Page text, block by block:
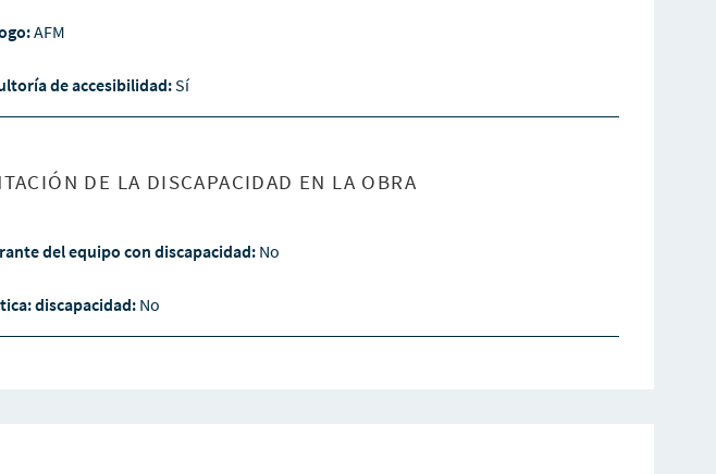
AFM
de accesibilidad:Sí
DE LA DISCAPACIDAD EN LA OBRA
del equipo con discapacidad: No
discapacidad: No